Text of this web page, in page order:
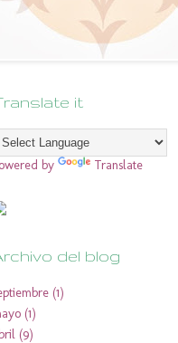
it
by Translate
del blog
(1)
(1)
(9)